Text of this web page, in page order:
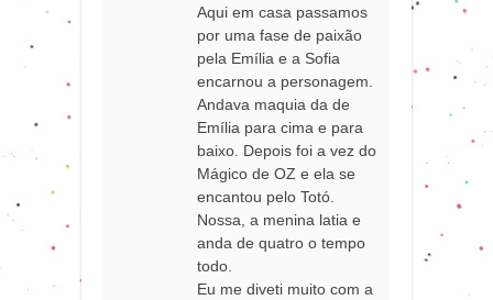
Aqui em casa passamos
por uma fase de paixão
pela Emília e a Sofia
encarnou a personagem.
Andava maquia da de
Emília para cima e para
baixo. Depois foi a vez do
Mágico de OZ e ela se
encantou pelo Totó.
Nossa, a menina latia e
anda de quatro o tempo
todo.
Eu me diveti muito com a